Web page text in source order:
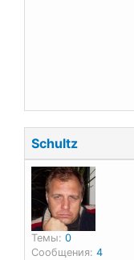
Schultz
Темы: 0
Сообщения: 4